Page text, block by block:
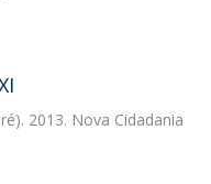
2013. Nova Cidadania